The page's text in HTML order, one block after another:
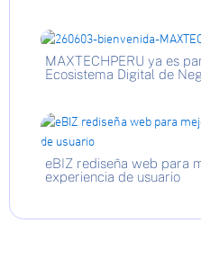
MAXTECHPERU ya es
Ecosistema Digital de
eBIZ rediseña web para
experiencia de usuario